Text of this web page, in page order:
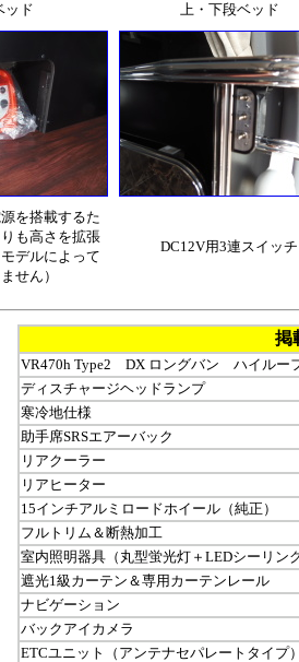
ッド 上・下段ベッド
を搭載するた
も高さを拡張
デルによって
せん）
DC12V用3連スイッチ
掲
VR470h Type2 DX ロングバン ハイル
ディスチャージヘッドランプ
寒冷地仕様
助手席SRSエアーバック
リアクーラー
リアヒーター
15インチアルミロードホイール（純正）
フルトリム＆断熱加工
室内照明器具（丸型蛍光灯＋LEDシーリン
遮光1級カーテン＆専用カーテンレール
ナビゲーション
バックアイカメラ
ETCユニット（アンテナセパレートタイプ